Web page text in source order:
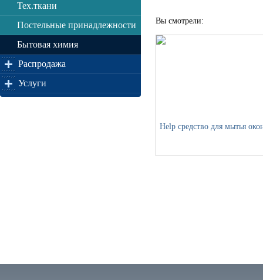
Тех.ткани
Постельные принадлежности
Бытовая химия
Распродажа
Услуги
Вы смотрели:
Help средство для мытья